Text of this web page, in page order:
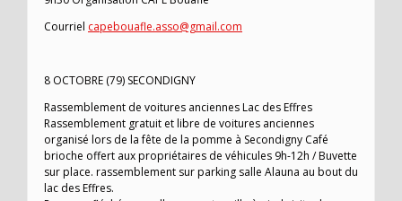
Courriel capebouafle.asso@gmail.com
8 OCTOBRE (79) SECONDIGNY
Rassemblement de voitures anciennes Lac des Effres
Rassemblement gratuit et libre de voitures anciennes
organisé lors de la fête de la pomme à Secondigny Café
brioche offert aux propriétaires de véhicules 9h-12h / Buvette
sur place. rassemblement sur parking salle Alauna au bout du
lac des Effres.